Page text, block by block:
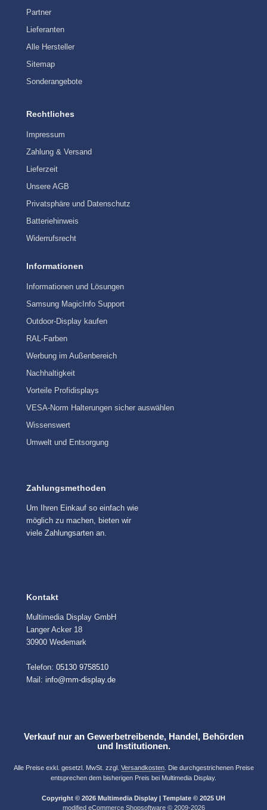
Partner
Lieferanten
Alle Hersteller
Sitemap
Sonderangebote
Rechtliches
Impressum
Zahlung & Versand
Lieferzeit
Unsere AGB
Privatsphäre und Datenschutz
Batteriehinweis
Widerrufsrecht
Informationen
Informationen und Lösungen
Samsung MagicInfo Support
Outdoor-Display kaufen
RAL-Farben
Werbung im Außenbereich
Nachhaltigkeit
Vorteile Profidisplays
VESA-Norm Halterungen sicher auswählen
Wissenswert
Umwelt und Entsorgung
Zahlungsmethoden
Um Ihren Einkauf so einfach wie
möglich zu machen, bieten wir
viele Zahlungsarten an.
Kontakt
Multimedia Display GmbH
Langer Acker 18
30900 Wedemark
Telefon: 05130 9758510
Mail: info@mm-display.de
Verkauf nur an Gewerbetreibende, Handel, Behörden
und Institutionen.
Alle Preise exkl. gesetzl. MwSt. zzgl. Versandkosten. Die durchgestrichenen Preise
entsprechen dem bisherigen Preis bei Multimedia Display.
Copyright © 2026 Multimedia Display | Template © 2025 UH
modified eCommerce Shopsoftware © 2009-2026